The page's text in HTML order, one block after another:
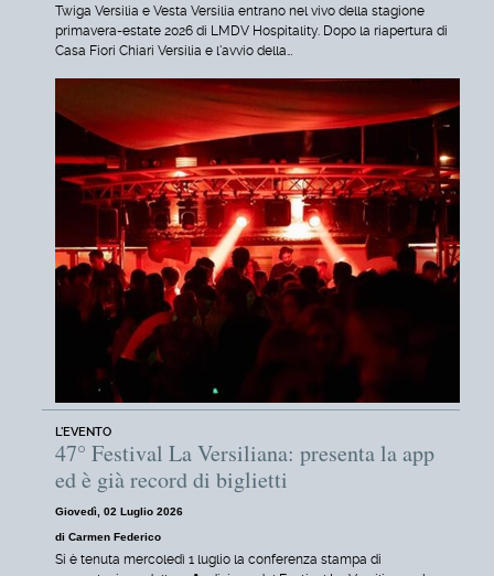
Twiga Versilia e Vesta Versilia entrano nel vivo della stagione
primavera-estate 2026 di LMDV Hospitality. Dopo la riapertura di
Casa Fiori Chiari Versilia e l'avvio della…
L'EVENTO
47° Festival La Versiliana: presenta la app
ed è già record di biglietti
Giovedì, 02 Luglio 2026
di Carmen Federico
Si è tenuta mercoledì 1 luglio la conferenza stampa di